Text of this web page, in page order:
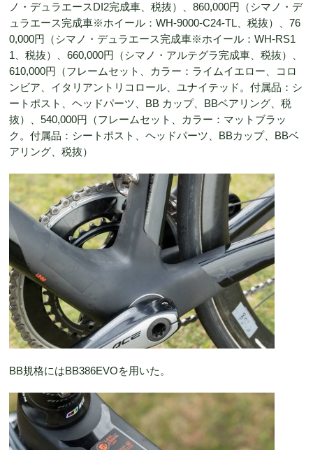
ノ・デュラエースDI2完成車、税抜）、860,000円（シマノ・デ
ュラエース完成車※ホイール：WH-9000-C24-TL、税抜）、76
0,000円（シマノ・デュラエース完成車※ホイール：WH-RS1
1、税抜）、660,000円（シマノ・アルテグラ完成車、税抜）、
610,000円（フレームセット、カラー：ライムイエロー、コロ
ンビア、イタリアントリコロール、ユナイテッド。付属品：シ
ートポスト、ヘッドパーツ、BB カップ、BBベアリング、税
抜）、540,000円（フレームセット、カラー：マットブラッ
ク。付属品：シートポスト、ヘッドパーツ、BBカップ、BBベ
アリング、税抜）
BB規格にはBB386EVOを用いた。